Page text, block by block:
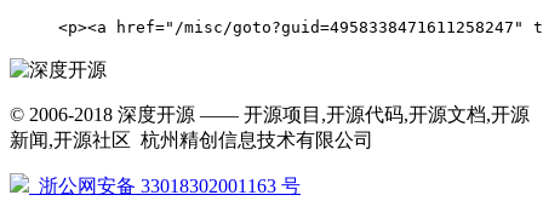
<p><a href="/misc/goto?guid=4958338471611258247"
© 2006-2018 深度开源 —— 开源项目,开源代码,开源文档,开源
新闻,开源社区 杭州精创信息技术有限公司
浙公网安备 33018302001163 号